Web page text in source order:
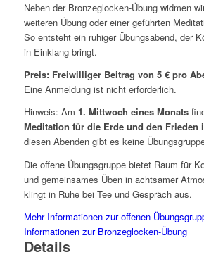
Neben der Bronzeglocken-Übung widmen
weiteren Übung oder einer geführten
So entsteht ein ruhiger Übungsabend, der
in Einklang bringt.
Preis: Freiwilliger Beitrag von 5 € pro
Eine Anmeldung ist nicht erforderlich.
Hinweis: Am 1. Mittwoch eines Monats
Meditation für die Erde und den Frieden
diesen Abenden gibt es keine
Die offene Übungsgruppe bietet Raum für
und gemeinsames Üben in achtsamer
klingt in Ruhe bei Tee und Gespräch aus.
Mehr Informationen zur offenen
Informationen zur Bronzeglocken-Übung
Details